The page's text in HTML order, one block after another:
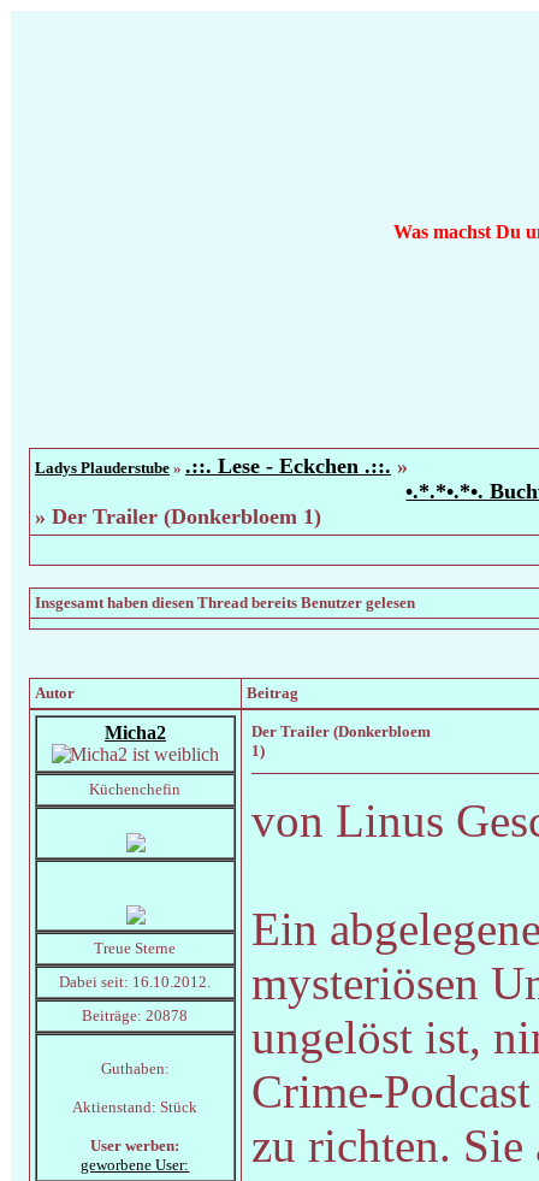
Was machst Du
Ladys Plauderstube » .::. Lese - Eckchen .::. »
•.*.*•.*•.
» Der Trailer (Donkerbloem 1)
Insgesamt haben diesen Thread bereits Benutzer gelesen
Autor Beitrag
Micha2
Küchenchefin
Treue Sterne
Dabei seit: 16.10.2012.
Beiträge: 20878
Guthaben:
Aktienstand: Stück
User werben:
geworbene User:
Der Trailer (Donkerbloem
1)
von Linus
Ein
mysteriösen
ungelöst ist,
Crime-
zu richten.